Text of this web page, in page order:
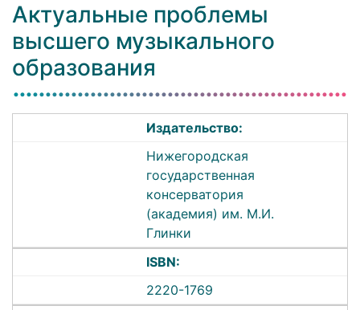
Актуальные проблемы
высшего музыкального
образования
Издательство:
Нижегородская
государственная
консерватория
(академия) им. М.И.
Глинки
ISBN:
2220-1769